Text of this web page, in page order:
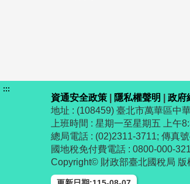
:::
資通安全政策 隱私權聲明
政府
地址 : (108459) 臺北市萬華區中
上班時間 : 星期一至星期五 上午
總局電話 : (02)2311-3711; 傳真
國地稅免付費電話 : 0800-000-
Copyright© 財政部臺北國稅局